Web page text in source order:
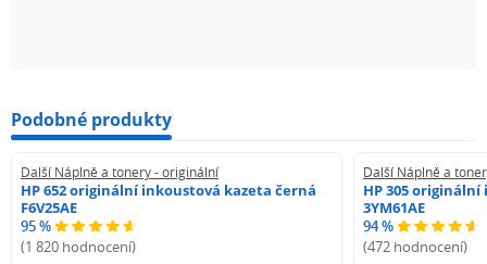
Podobné produkty
Další Náplně a tonery - originální
HP 652 originální inkoustová kazeta černá
F6V25AE
95 %
(1 820 hodnocení)
Další Náplně a
HP 305
3YM61AE
94 %
(472 hodnocení)